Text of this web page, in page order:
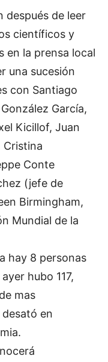
después de leer
científicos y
en la prensa local
una sucesión
con Santiago
García,
Kicillof, Juan
Cristina
Conte
(jefe de
Birmingham,
Mundial de la
hay 8 personas
hubo 117,
mas
en